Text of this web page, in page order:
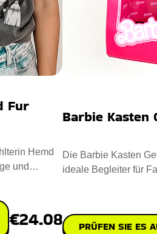
Fur
Hemd
und
€24.08
Barbie Kasten
Die Barbie Kasten
ideale Begleiter für
PRÜFEN SIE ES